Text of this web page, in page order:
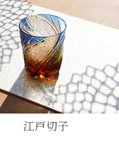
江戸切子